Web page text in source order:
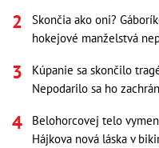
Skončia ako oni?
hokejové manželstvá
Kúpanie sa skončilo
Nepodarilo sa ho
Belohorcovej telo
Hájkova nová láska v